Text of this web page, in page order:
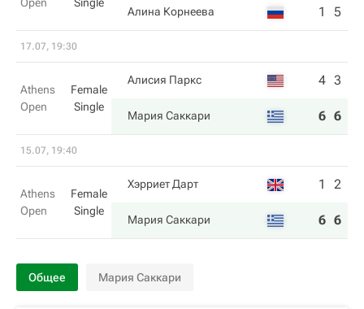
Алина Корнеева 1 5
17.07, 19:30
Athens
Open
Female
Single
Алисия Паркс 4 3
Мария Саккари 6 6
15.07, 19:40
Athens
Open
Female
Single
Хэрриет Дарт 1 2
Мария Саккари 6 6
Общее Мария Саккари